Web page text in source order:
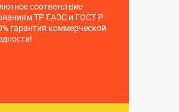
соответствие
ТР ЕАЭС и ГОСТ Р
гарантия коммерческой